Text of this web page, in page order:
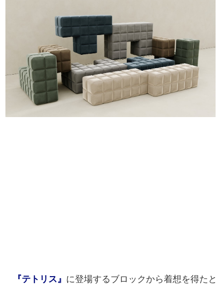
画です。
日本モバイルゲーム産業史
日本のモバイルゲーム史における主要なトピック・タイト
ルを網羅するほか、開発者へのインタビューや識者による
解説を掲載。約20年の歴史が一望できる決定版！
若ゲのいたり〜ゲームクリエイターの青春〜
『うつヌケ』『ペンと箸』等で知られるマンガ家・田中圭
一先生によるゲーム業界レポートマンガです。
アプリレビュー
『テトリス』 に登場するブロックから着想を得たと